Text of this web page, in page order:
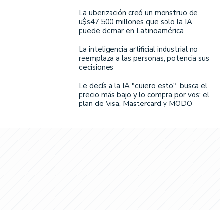
La uberización creó un monstruo de
u$s47.500 millones que solo la IA
puede domar en Latinoamérica
La inteligencia artificial industrial no
reemplaza a las personas, potencia sus
decisiones
Le decís a la IA "quiero esto", busca el
precio más bajo y lo compra por vos: el
plan de Visa, Mastercard y MODO